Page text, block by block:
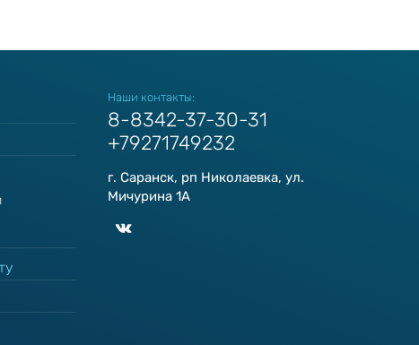
Наши контакты:
8-8342-37-30-31
+79271749232
г. Саранск, рп Николаевка, ул.
Мичурина 1А